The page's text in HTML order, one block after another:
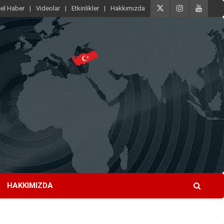
Haber Videolar Etkinlikler Hakkımızda
HAKKIMIZDA